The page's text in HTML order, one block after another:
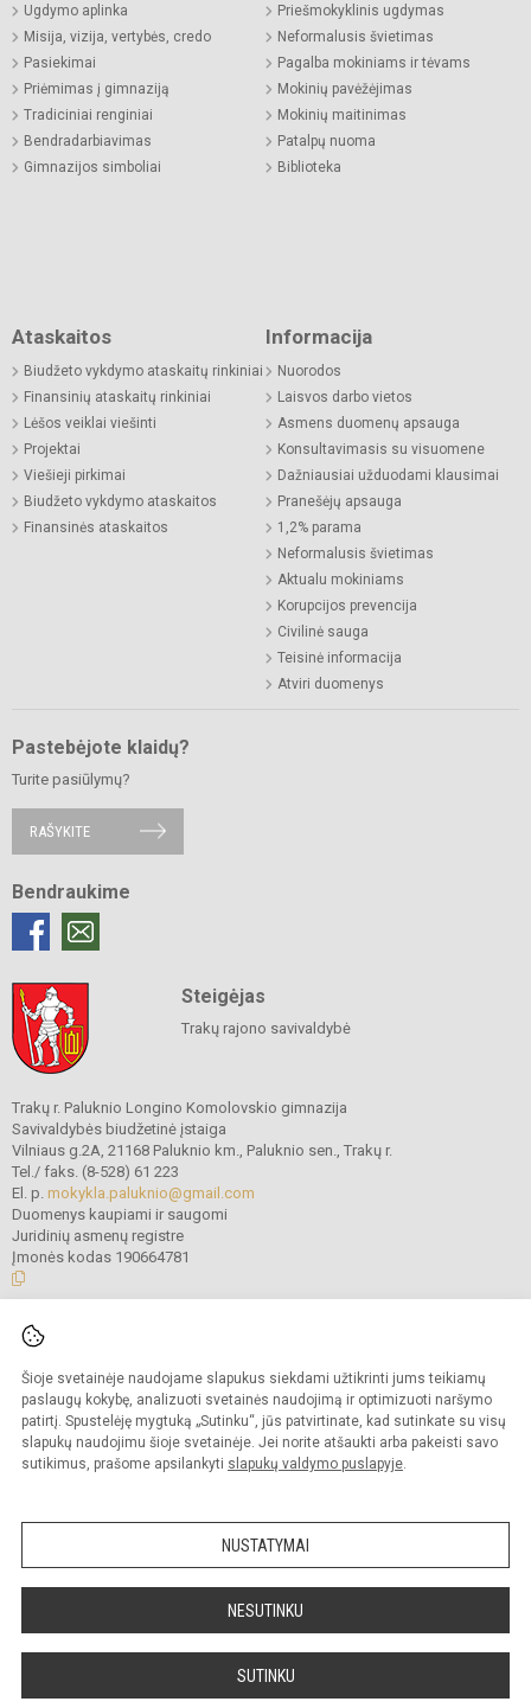
Šioje svetainėje naudojame slapukus siekdami užtikrinti jums teikiamų
paslaugų kokybę, analizuoti svetainės naudojimą ir optimizuoti naršymo
patirtį. Spustelėję mygtuką „Sutinku“, jūs patvirtinate, kad sutinkate su visų
slapukų naudojimu šioje svetainėje. Jei norite atšaukti arba pakeisti savo
sutikimus, prašome apsilankyti slapukų valdymo puslapyje.
NUSTATYMAI
NESUTINKU
SUTINKU
Ugdymo aplinka
Misija, vizija, vertybės, credo
Pasiekimai
Priėmimas į gimnaziją
Tradiciniai renginiai
Bendradarbiavimas
Gimnazijos simboliai
Priešmokyklinis ugdymas
Neformalusis švietimas
Pagalba mokiniams ir tėvams
Mokinių pavėžėjimas
Mokinių maitinimas
Patalpų nuoma
Biblioteka
Ataskaitos
Biudžeto vykdymo ataskaitų rinkiniai
Finansinių ataskaitų rinkiniai
Lėšos veiklai viešinti
Projektai
Viešieji pirkimai
Biudžeto vykdymo ataskaitos
Finansinės ataskaitos
Informacija
Nuorodos
Laisvos darbo vietos
Asmens duomenų apsauga
Konsultavimasis su visuomene
Dažniausiai užduodami klausimai
Pranešėjų apsauga
1,2% parama
Neformalusis švietimas
Aktualu mokiniams
Korupcijos prevencija
Civilinė sauga
Teisinė informacija
Atviri duomenys
Pastebėjote klaidų?
Turite pasiūlymų?
RAŠYKITE
Bendraukime
Steigėjas
Trakų rajono savivaldybė
Trakų r. Paluknio Longino Komolovskio gimnazija
Savivaldybės biudžetinė įstaiga
Vilniaus g.2A, 21168 Paluknio km., Paluknio sen., Trakų r.
Tel./ faks. (8-528) 61 223
El. p. mokykla.paluknio@gmail.com
Duomenys kaupiami ir saugomi
Juridinių asmenų registre
Įmonės kodas 190664781
© 2021. Trakų r. Paluknio Longino Komolovskio gimnazija. Visos teisės
Kopijuoti turinį be raštiško gimnazijos administracijos sutikimo griežtai
draudžiama.
Prieinamumo paraiška Slapukų valdymas
Sumanus būdas atnaujinti